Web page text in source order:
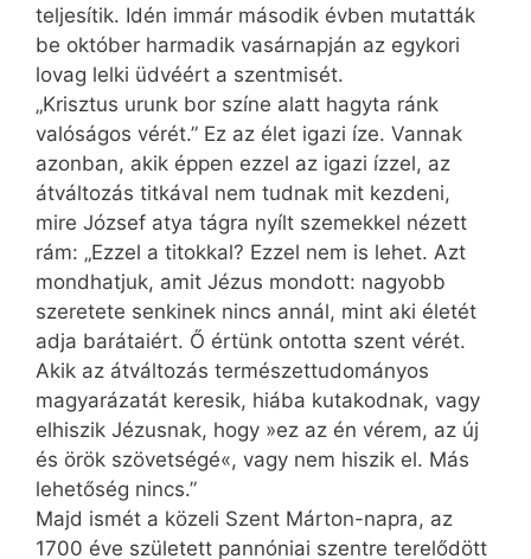
teljesítik. Idén immár második évben mutatták
be október harmadik vasárnapján az egykori
lovag lelki üdvéért a szentmisét.
„Krisztus urunk bor színe alatt hagyta ránk
valóságos vérét.” Ez az élet igazi íze. Vannak
azonban, akik éppen ezzel az igazi ízzel, az
átváltozás titkával nem tudnak mit kezdeni,
mire József atya tágra nyílt szemekkel nézett
rám: „Ezzel a titokkal? Ezzel nem is lehet. Azt
mondhatjuk, amit Jézus mondott: nagyobb
szeretete senkinek nincs annál, mint aki életét
adja barátaiért. Ő értünk ontotta szent vérét.
Akik az átváltozás természettudományos
magyarázatát keresik, hiába kutakodnak, vagy
elhiszik Jézusnak, hogy »ez az én vérem, az új
és örök szövetségé«, vagy nem hiszik el. Más
lehetőség nincs.”
Majd ismét a közeli Szent Márton-napra, az
1700 éve született pannóniai szentre terelődött